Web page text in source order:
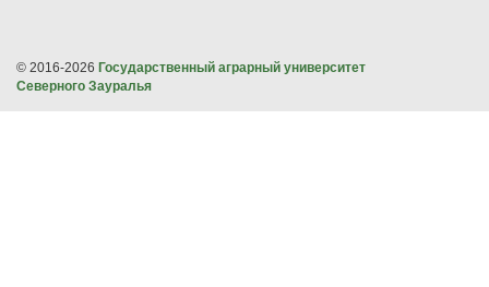
© 2016-2026 Государственный аграрный университет
Северного Зауралья